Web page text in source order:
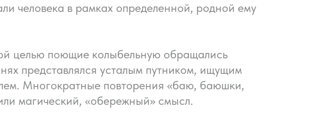
человека в рамках определенной, родной ему
целью поющие колыбельную обращались
представлялся усталым путником, ищущим
Многократные повторения «баю, баюшки,
магический, «обережный» смысл.